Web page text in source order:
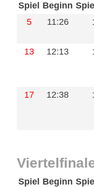
Spiel Beginn
5
11:26
13
12:13
17 12:38
Spiel Beginn